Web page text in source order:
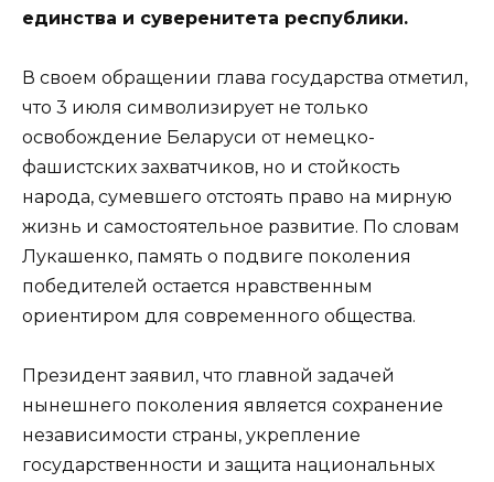
единства и суверенитета республики.
В своем обращении глава государства отметил,
что 3 июля символизирует не только
освобождение Беларуси от немецко-
фашистских захватчиков, но и стойкость
народа, сумевшего отстоять право на мирную
жизнь и самостоятельное развитие. По словам
Лукашенко, память о подвиге поколения
победителей остается нравственным
ориентиром для современного общества.
Президент заявил, что главной задачей
нынешнего поколения является сохранение
независимости страны, укрепление
государственности и защита национальных